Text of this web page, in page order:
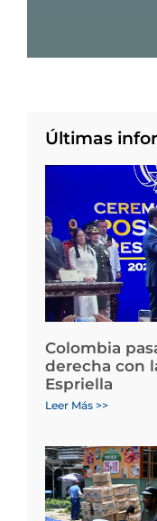
Últimas
Colombia
derecha con
Espriella
Leer Más >>